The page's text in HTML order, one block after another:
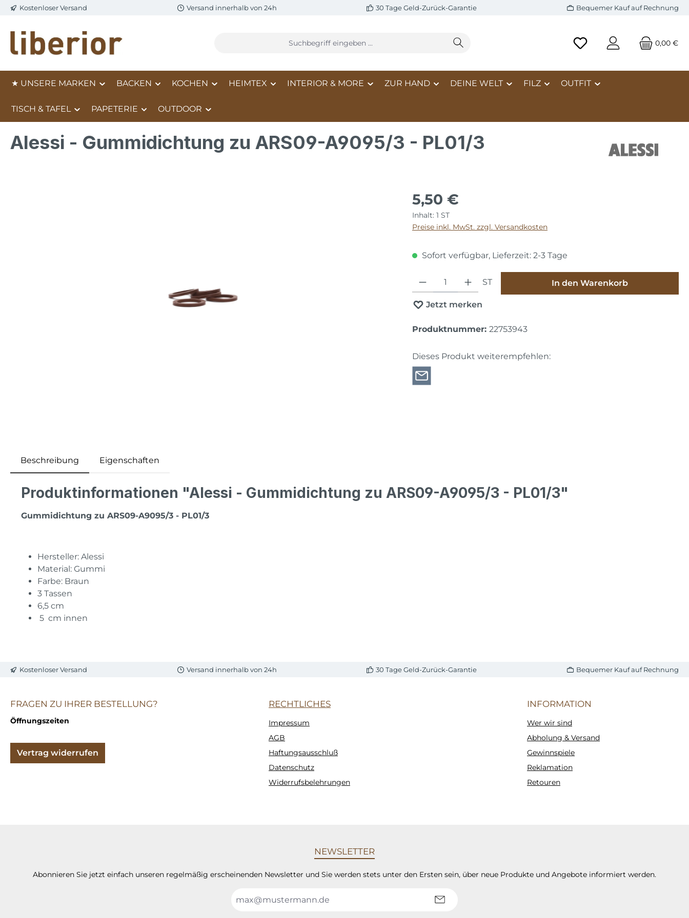
Hauptinhalt springen
Zur Suche springen
Zur Hauptnavigation springen
Kostenloser Versand Versand innerhalb von 24h 30 Tage Geld-Zurück-Garantie Bequemer Kauf auf Rechnung
0,00 €
★ UNSERE MARKEN BACKEN KOCHEN HEIMTEX INTERIOR & MORE ZUR HAND DEINE WELT FILZ OUTFIT
TISCH & TAFEL PAPETERIE OUTDOOR
Alessi - Gummidichtung zu ARS09-A9095/3 - PL01/3
5,50 €
Inhalt: 1 ST
Preise inkl. MwSt. zzgl. Versandkosten
Sofort verfügbar, Lieferzeit: 2-3 Tage
Produkt Anzahl: Gib den gewünschten Wert ein oder benutze die
ST In den Warenkorb
Jetzt merken
Produktnummer: 22753943
Dieses Produkt weiterempfehlen:
Beschreibung Eigenschaften
Produktinformationen "Alessi - Gummidichtung zu ARS09-A9095/3 - PL01/3"
Gummidichtung zu ARS09-A9095/3 - PL01/3
Hersteller: Alessi
Material: Gummi
Farbe: Braun
3 Tassen
6,5 cm
5 cm innen
Kostenloser Versand Versand innerhalb von 24h 30 Tage Geld-Zurück-Garantie Bequemer Kauf auf Rechnung
FRAGEN ZU IHRER BESTELLUNG?
Öffnungszeiten
Vertrag widerrufen
RECHTLICHES
Impressum
AGB
Haftungsausschluß
Datenschutz
Widerrufsbelehrungen
INFORMATION
Wer wir sind
Abholung & Versand
Gewinnspiele
Reklamation
Retouren
NEWSLETTER
Abonnieren Sie jetzt einfach unseren regelmäßig erscheinenden Newsletter und Sie werden stets unter den Ersten sein, über neue Produkte und Angebote informiert werden.
Mail-